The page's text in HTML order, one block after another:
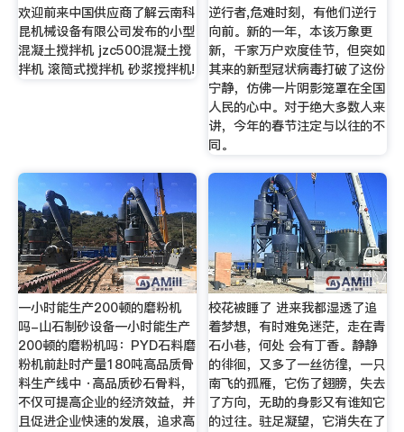
欢迎前来中国供应商了解云南科
昆机械设备有限公司发布的小型
混凝土搅拌机 jzc500混凝土搅
拌机 滚筒式搅拌机 砂浆搅拌机!
逆行者,危难时刻，有他们逆行
向前。新的一年，本该万象更
新，千家万户欢度佳节，但突如
其来的新型冠状病毒打破了这份
宁静，仿佛一片阴影笼罩在全国
人民的心中。对于绝大多数人来
讲，今年的春节注定与以往的不
同。
一小时能生产200顿的磨粉机
吗-山石制砂设备一小时能生产
200顿的磨粉机吗：PYD石料磨
粉机前赴时产量180吨高品质骨
料生产线中 ·高品质砂石骨料，
不仅可提高企业的经济效益，并
且促进企业快速的发展，追求高
校花被睡了 进来我都湿透了追
着梦想，有时难免迷茫，走在青
石小巷，何处 会有丁香。静静
的徘徊，又多了一丝彷徨，一只
南飞的孤雁，它伤了翅膀，失去
了方向，无助的身影又有谁知它
的过往。驻足凝望，它消失在了